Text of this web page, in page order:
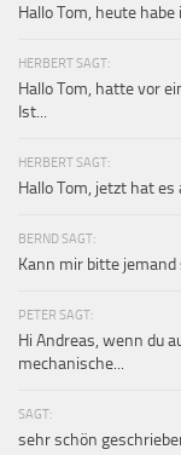
Hallo Tom, heute
HERBERT SAGT:
Hallo Tom, hatte vor
Ist...
HERBERT SAGT:
Hallo Tom, jetzt hat
BERND SAGT:
Kann mir bitte jemand
PETER SAGT:
Hi Andreas, wenn du
mechanische...
SAGT:
sehr schön